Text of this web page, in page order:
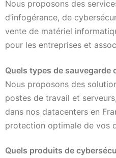
Nous proposons des
d’infogérance, de
vente de matériel
pour les entreprises et
Quels types de sauvegarde
Nous proposons des
postes de travail et
dans nos datacenters en
protection optimale de vos
Quels produits de